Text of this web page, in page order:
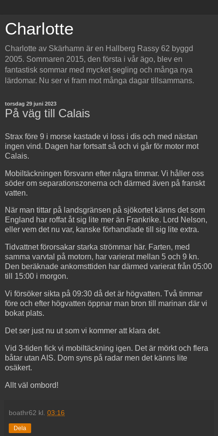
Charlotte
Charlotte av Skärhamn är en Hallberg Rassy 62 byggd
2005. Sommaren 2015, den första i vår ägo, blev en
fantastisk sommar med mycket segling och många nya
lärdomar. Nu ser vi fram mot många dagar tillsammans.
torsdag 29 juni 2023
På väg till Calais
Strax före 9 i morse kastade vi loss i dis och med nästan
ingen vind. Dagen har fortsatt så och vi går för motor mot
Calais.
Mobiltäckningen försvann efter några timmar. Vi håller oss
söder om separationszonerna och därmed även på franskt
vatten.
När man tittar på landsgränsen på sjökortet känns det som
England har roffat åt sig lite mer än Frankrike. Lord Nelson,
eller vem det nu var, kanske förhandlade till sig lite extra.
Tidvattnet förorsakar starka strömmar här. Farten, med
samma varvtal på motorn, har varierat mellan 5 och 9 kn.
Den beräknade ankomsttiden har därmed varierat från 05:00
till 15:00 i morgon.
Vi försöker sikta på 09:30 då det är högvatten. Två timmar
före och efter högvatten öppnar man bron till marinan där vi
bokat plats.
Det ser just nu ut som vi kommer att klara det.
Vid 3-tiden fick vi mobiltäckning igen. Det är mörkt och flera
båtar utan AIS. Dom syns på radar men det känns lite
osäkert.
Allt väl ombord!
boathr62 kl. 03:16
Dela